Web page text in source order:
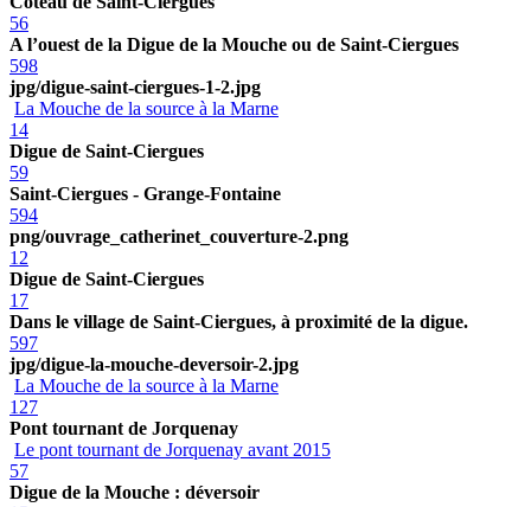
56
A l’ouest de la Digue de la Mouche ou de Saint-Ciergues
598
jpg/digue-saint-ciergues-1-2.jpg
La Mouche de la source à la Marne
14
Digue de Saint-Ciergues
59
Saint-Ciergues - Grange-Fontaine
594
png/ouvrage_catherinet_couverture-2.png
12
Digue de Saint-Ciergues
17
Dans le village de Saint-Ciergues, à proximité de la digue.
597
jpg/digue-la-mouche-deversoir-2.jpg
La Mouche de la source à la Marne
127
Pont tournant de Jorquenay
Le pont tournant de Jorquenay avant 2015
57
Digue de la Mouche : déversoir